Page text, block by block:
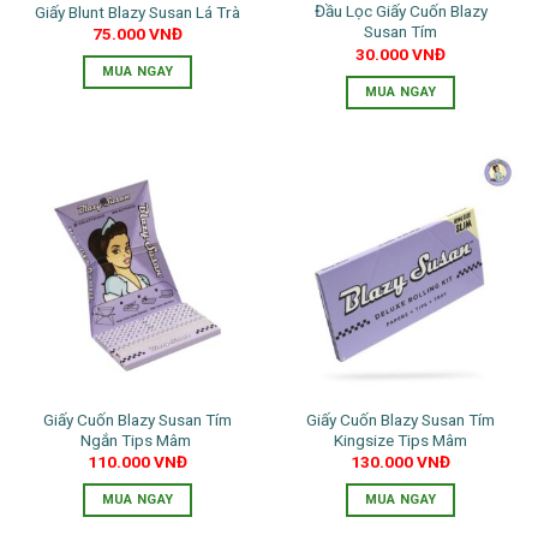
Giấy Blunt Blazy Susan Lá Trà
75.000VNĐ
MUA NGAY
Đầu Lọc Giấy Cuốn Blazy
Susan Tím
30.000VNĐ
MUA NGAY
Giấy Cuốn Blazy Susan Tím
Ngắn Tips Mâm
110.000VNĐ
MUA NGAY
Giấy Cuốn Blazy Susan Tím
Kingsize Tips Mâm
130.000VNĐ
MUA NGAY